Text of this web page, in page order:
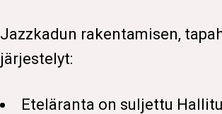
Jazzkadun rakentamisen,
järjestelyt:
Eteläranta on suljettu